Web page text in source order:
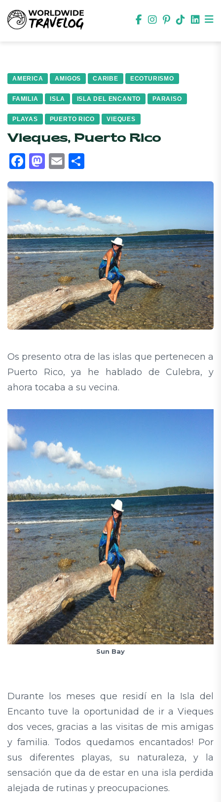
AMERICA AMIGOS CARIBE ECOTURISMO
FAMILIA ISLA ISLA DEL ENCANTO PARAISO
PLAYAS PUERTO RICO VIEQUES
Vieques, Puerto Rico
Facebook
Mastodon
Email
Os presento otra de las islas que pertenecen a
Puerto Rico, ya he hablado de Culebra, y
ahora tocaba a su vecina.
Sun Bay
Durante los meses que residí en la Isla del
Encanto tuve la oportunidad de ir a Vieques
dos veces, gracias a las visitas de mis amigas
y familia. Todos quedamos encantados! Por
sus diferentes playas, su naturaleza, y la
sensación que da de estar en una isla perdida
alejada de rutinas y preocupaciones.